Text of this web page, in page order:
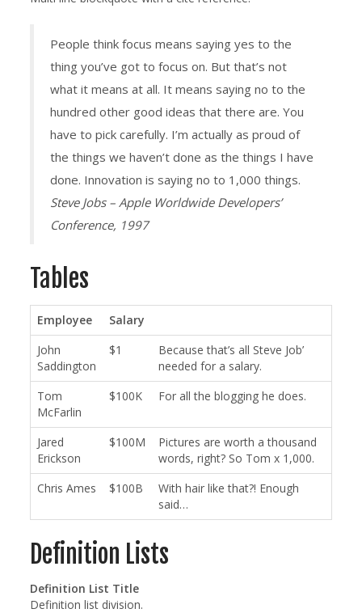
People think focus means saying yes to the
thing you’ve got to focus on. But that’s not
what it means at all. It means saying no to the
hundred other good ideas that there are. You
have to pick carefully. I’m actually as proud of
the things we haven’t done as the things I have
done. Innovation is saying no to 1,000 things.
Steve Jobs – Apple Worldwide Developers’
Conference, 1997
Tables
Employee
Salary
John
Saddington
$1
Because that’s all Steve Job’
needed for a salary.
Tom
McFarlin
$100K For all the blogging he does.
Jared
Erickson
$100M
Pictures are worth a thousand
words, right? So Tom x 1,000.
Chris Ames
$100B
With hair like that?! Enough
said…
Definition Lists
Definition List Title
Definition list division.